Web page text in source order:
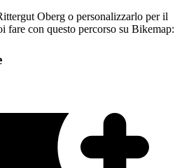
Oberg o personalizzarlo per il
fare con questo percorso su Bikemap: